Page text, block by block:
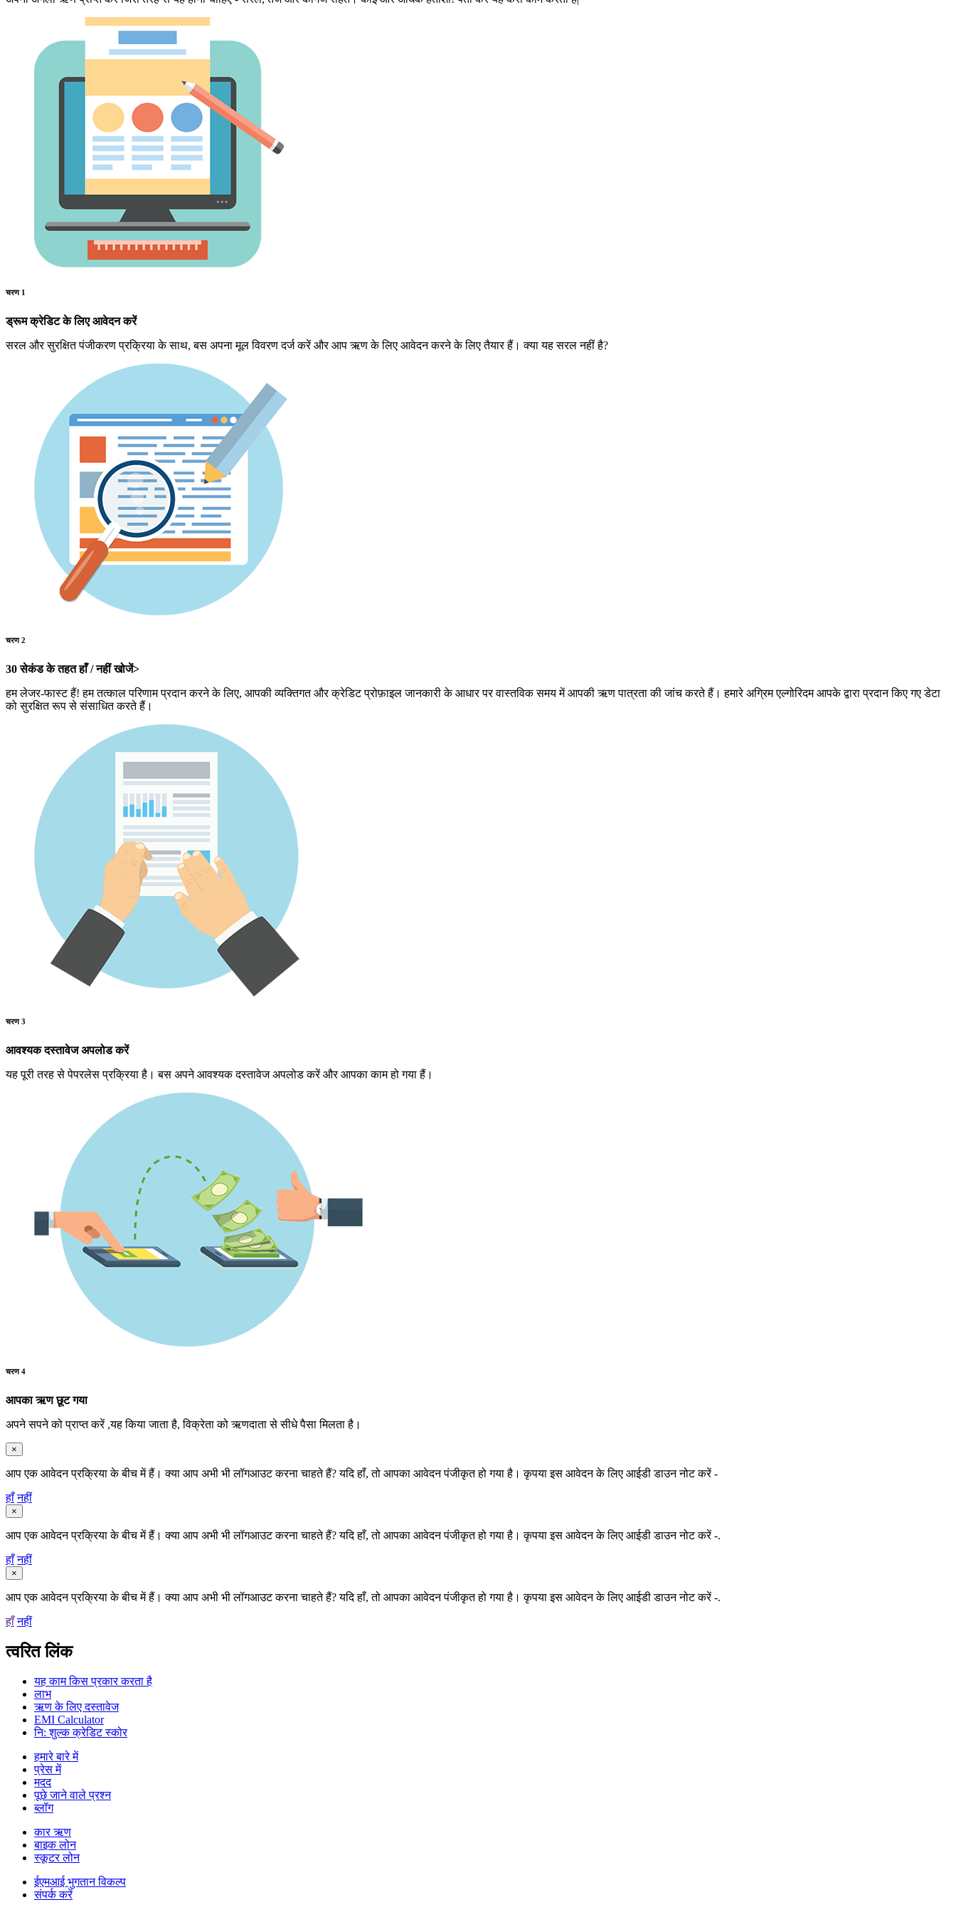
चरण 1
ड्रूम क्रेडिट के लिए आवेदन करें
सरल और सुरक्षित पंजीकरण प्रक्रिया के साथ, बस अपना मूल विवरण दर्ज करें और आप ऋण के लिए आवेदन करने के लिए तैयार हैं। क्या यह सरल नहीं है?
चरण 2
30 सेकंड के तहत हाँ / नहीं खोजें>
हम लेजर-फास्ट हैं! हम तत्काल परिणाम प्रदान करने के लिए, आपकी व्यक्तिगत और क्रेडिट प्रोफ़ाइल जानकारी के आधार पर वास्तविक समय में आपकी ऋण पात्रता की जांच करते हैं। हमारे अग्रिम एल्गोरिदम आपके द्वारा प्रदान किए गए डेटा
को सुरक्षित रूप से संसाधित करते हैं।
चरण 3
आवश्यक दस्तावेज अपलोड करें
यह पूरी तरह से पेपरलेस प्रक्रिया है। बस अपने आवश्यक दस्तावेज अपलोड करें और आपका काम हो गया हैं।
चरण 4
आपका ऋण छूट गया
अपने सपने को प्राप्त करें ,यह किया जाता है, विक्रेता को ऋणदाता से सीधे पैसा मिलता है।
×
आप एक आवेदन प्रक्रिया के बीच में हैं। क्या आप अभी भी लॉगआउट करना चाहते हैं? यदि हाँ, तो आपका आवेदन पंजीकृत हो गया है। कृपया इस आवेदन के लिए आईडी डाउन नोट करें -
हाँ नहीं
×
आप एक आवेदन प्रक्रिया के बीच में हैं। क्या आप अभी भी लॉगआउट करना चाहते हैं? यदि हाँ, तो आपका आवेदन पंजीकृत हो गया है। कृपया इस आवेदन के लिए आईडी डाउन नोट करें -.
हाँ नहीं
×
आप एक आवेदन प्रक्रिया के बीच में हैं। क्या आप अभी भी लॉगआउट करना चाहते हैं? यदि हाँ, तो आपका आवेदन पंजीकृत हो गया है। कृपया इस आवेदन के लिए आईडी डाउन नोट करें -.
हाँ नहीं
त्वरित लिंक
यह काम किस प्रकार करता है
लाभ
ऋण के लिए दस्तावेज
EMI Calculator
नि: शुल्क क्रेडिट स्कोर
हमारे बारे में
प्रेस में
मदद
पूछे जाने वाले प्रश्न
ब्लॉग
कार ऋण
बाइक लोन
स्कूटर लोन
ईएमआई भुगतान विकल्प
संपर्क करें